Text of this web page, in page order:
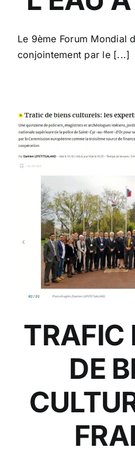
Le 9ème Forum Mondial
conjointement par le [...]
TRAFIC
DE